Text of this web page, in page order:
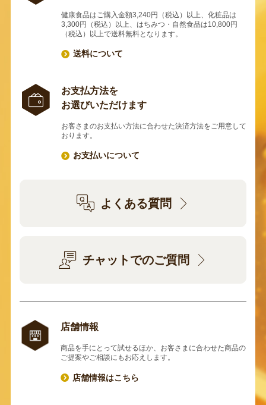
健康食品はご購入金額3,240円（税込）以上、化粧品は
3,300円（税込）以上、はちみつ・自然食品は10,800円
（税込）以上で送料無料となります。
送料について
お支払方法を
お選びいただけます
お客さまのお支払い方法に合わせた決済方法をご用意して
おります。
お支払いについて
よくある質問
チャットでのご質問
店舗情報
商品を手にとって試せるほか、お客さまに合わせた商品の
ご提案やご相談にもお応えします。
店舗情報はこちら